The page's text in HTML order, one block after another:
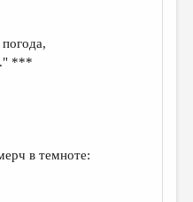
***
в темноте: